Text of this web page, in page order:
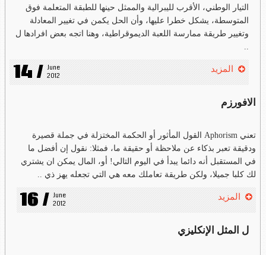
التيار الوطني، الأقرب لليبرالية والممثل حينها للطبقة المتعلمة فوق
المتوسطة، يشكل خطرا عليها، وأن الحل يكمن في تغيير المعادلة
وتغيير طريقة ممارسة اللعبة الديموقراطية، وهنا اتجه بعض افرادها ل
..
14 / June
2012
المزيد
الافورزم
تعني Aphorism القول المأثور أو الحكمة المختزلة في جملة قصيرة
ودقيقة تعبر بذكاء عن ملاحظة أو حقيقة ما، فمثلا: نقول إن أفضل ما
في المستقبل أنه دائما يبدأ في اليوم التالي! أو، المال يمكن ان يشتري
لك كلبا جميلا، ولكن طريقة تعاملك معه هي التي تجعله يهز ذي ..
16 / June
2012
المزيد
ل المثل الإنكليزي